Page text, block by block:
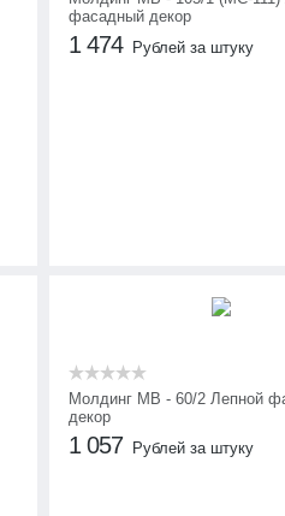
фасадный декор
1 474 Рублей за штуку
Молдинг МВ - 60/2 Лепной
декор
1 057 Рублей за штуку